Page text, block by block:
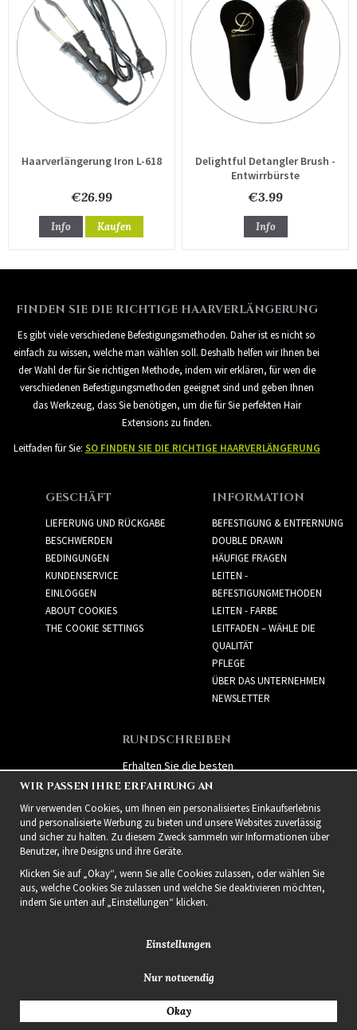
Haarverlängerung Iron L-618
€26.99
Info Kaufen
Delightful Detangler Brush -
Entwirrbürste
€3.99
Info
FINDEN SIE DIE RICHTIGE HAARVERLÄNGERUNG
Es gibt viele verschiedene Befestigungsmethoden. Daher ist es nicht so
einfach zu wissen, welche man wählen soll. Deshalb helfen wir Ihnen bei
der Wahl der für Sie richtigen Methode, indem wir erklären, für wen die
verschiedenen Befestigungsmethoden geeignet sind und geben Ihnen
das Werkzeug, dass Sie benötigen, um die für Sie perfekten Hair
Extensions zu finden.
Leitfaden für Sie: SO FINDEN SIE DIE RICHTIGE HAARVERLÄNGERUNG
GESCHÄFT
LIEFERUNG UND RÜCKGABE
BESCHWERDEN
BEDINGUNGEN
KUNDENSERVICE
EINLOGGEN
ABOUT COOKIES
THE COOKIE SETTINGS
INFORMATION
BEFESTIGUNG & ENTFERNUNG
DOUBLE DRAWN
HÄUFIGE FRAGEN
LEITEN -
BEFESTIGUNGMETHODEN
LEITEN - FARBE
LEITFADEN – WÄHLE DIE
QUALITÄT
PFLEGE
ÜBER DAS UNTERNEHMEN
NEWSLETTER
RUNDSCHREIBEN
Erhalten Sie die besten
Angebote und spannende
neue Produkte!
2021 Delightful Hair
WIR PASSEN IHRE ERFAHRUNG AN
Wir verwenden Cookies, um Ihnen ein personalisiertes Einkaufserlebnis
und personalisierte Werbung zu bieten und unsere Websites zuverlässig
und sicher zu halten. Zu diesem Zweck sammeln wir Informationen über
Benutzer, ihre Designs und ihre Geräte.
Klicken Sie auf „Okay“, wenn Sie alle Cookies zulassen, oder wählen Sie
aus, welche Cookies Sie zulassen und welche Sie deaktivieren möchten,
indem Sie unten auf „Einstellungen“ klicken.
Einstellungen
Nur notwendig
Okay